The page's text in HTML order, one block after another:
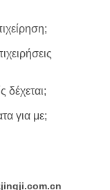
δέχεται;
για με;